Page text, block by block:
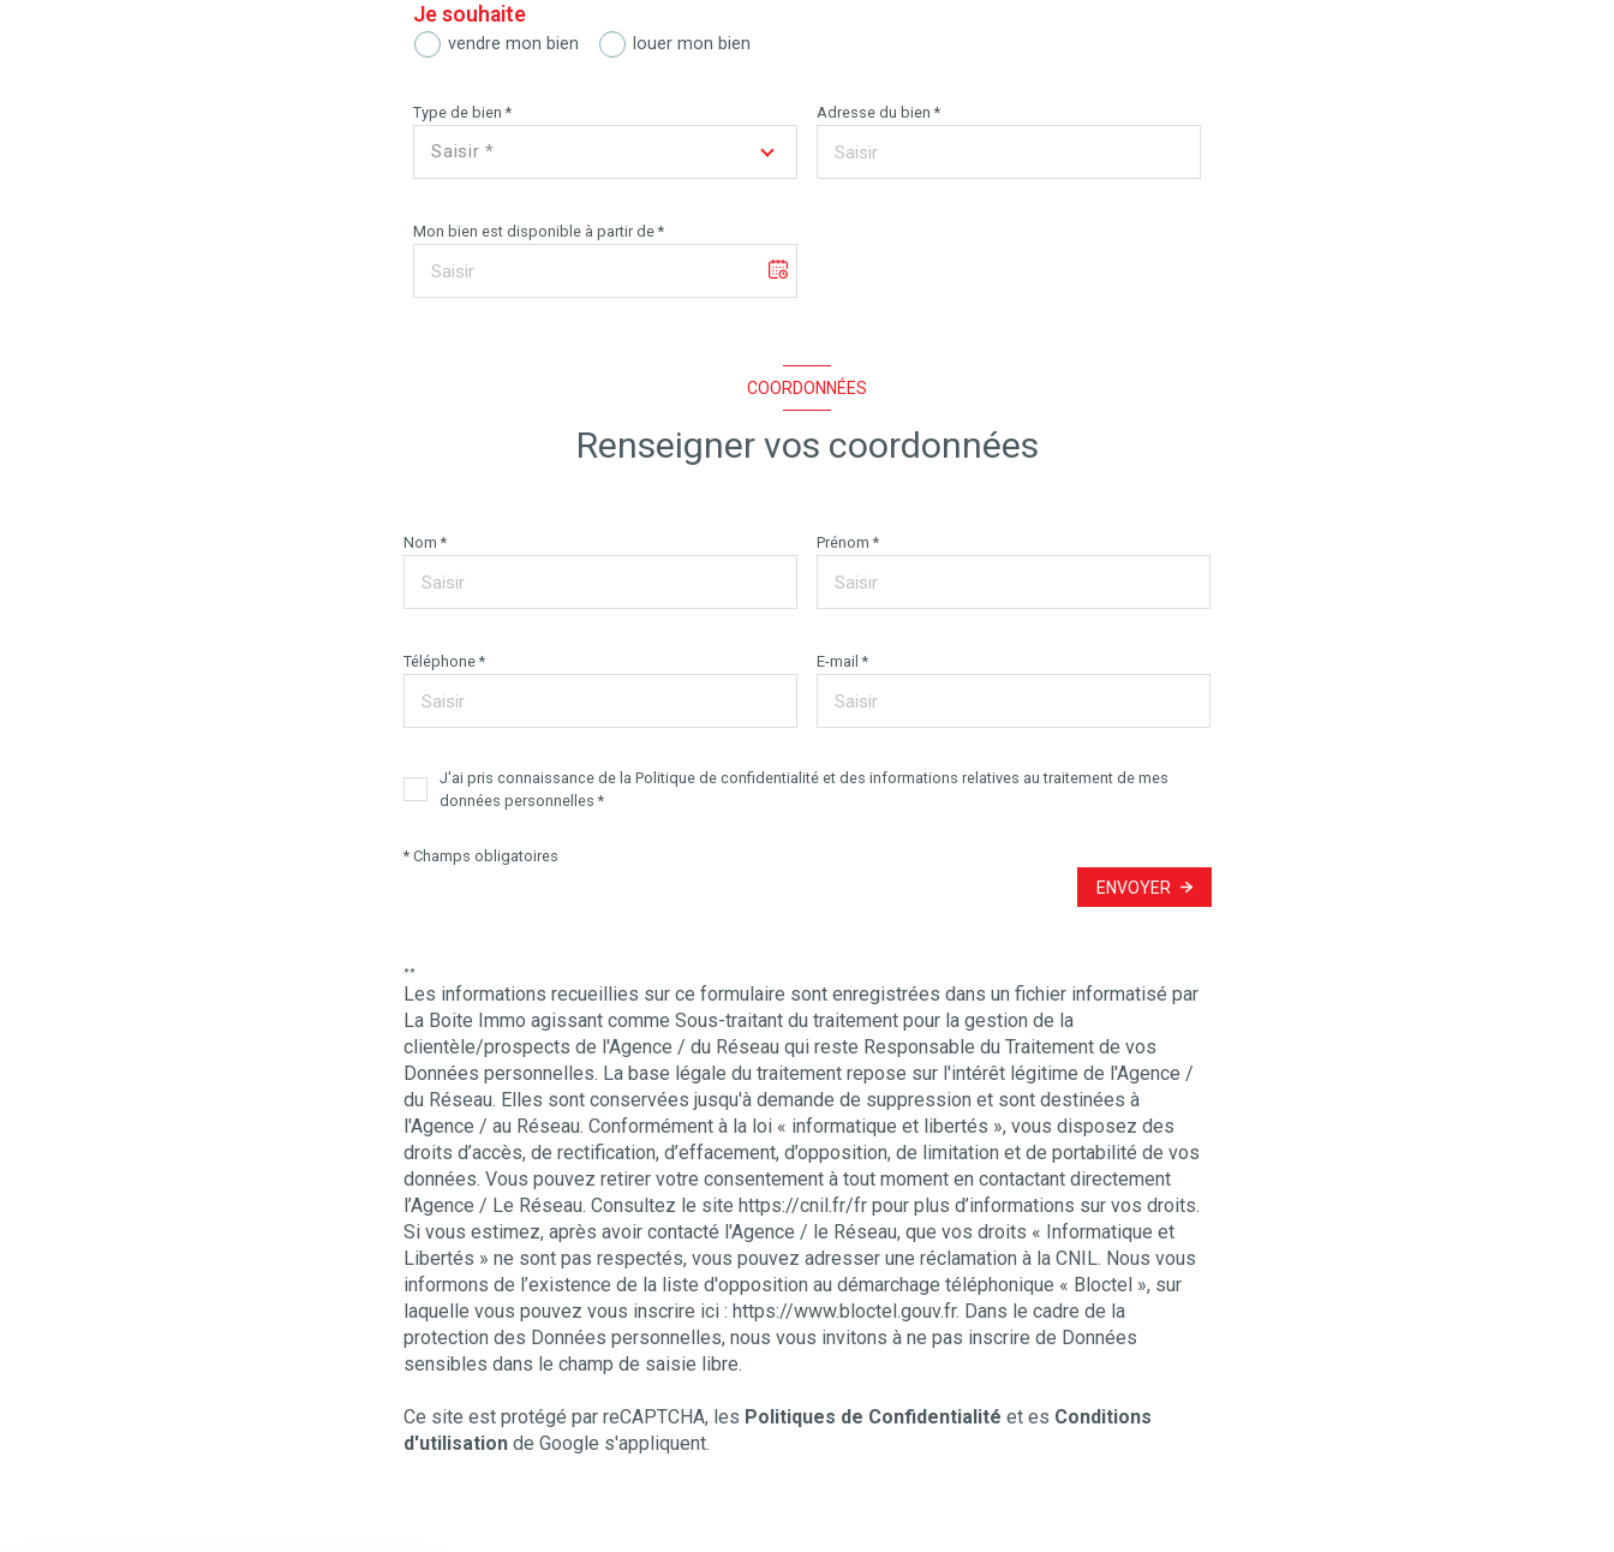
Je souhaite
vendre mon bien louer mon bien
Type de bien *
Saisir *
Adresse du bien *
Mon bien est disponible à partir de *
COORDONNÉES
Renseigner vos coordonnées
Nom * Prénom *
Téléphone * E-mail *
J'ai pris connaissance de la Politique de confidentialité et des informations relatives au traitement de mes
données personnelles *
* Champs obligatoires
ENVOYER
**
Les informations recueillies sur ce formulaire sont enregistrées dans un fichier informatisé par
La Boite Immo agissant comme Sous-traitant du traitement pour la gestion de la
clientèle/prospects de l'Agence / du Réseau qui reste Responsable du Traitement de vos
Données personnelles. La base légale du traitement repose sur l'intérêt légitime de l'Agence /
du Réseau. Elles sont conservées jusqu'à demande de suppression et sont destinées à
l'Agence / au Réseau. Conformément à la loi « informatique et libertés », vous disposez des
droits d’accès, de rectification, d’effacement, d’opposition, de limitation et de portabilité de vos
données. Vous pouvez retirer votre consentement à tout moment en contactant directement
l’Agence / Le Réseau. Consultez le site https://cnil.fr/fr pour plus d’informations sur vos droits.
Si vous estimez, après avoir contacté l'Agence / le Réseau, que vos droits « Informatique et
Libertés » ne sont pas respectés, vous pouvez adresser une réclamation à la CNIL. Nous vous
informons de l’existence de la liste d'opposition au démarchage téléphonique « Bloctel », sur
laquelle vous pouvez vous inscrire ici : https://www.bloctel.gouv.fr. Dans le cadre de la
protection des Données personnelles, nous vous invitons à ne pas inscrire de Données
sensibles dans le champ de saisie libre.
Ce site est protégé par reCAPTCHA, les Politiques de Confidentialité et es Conditions
d'utilisation de Google s'appliquent.